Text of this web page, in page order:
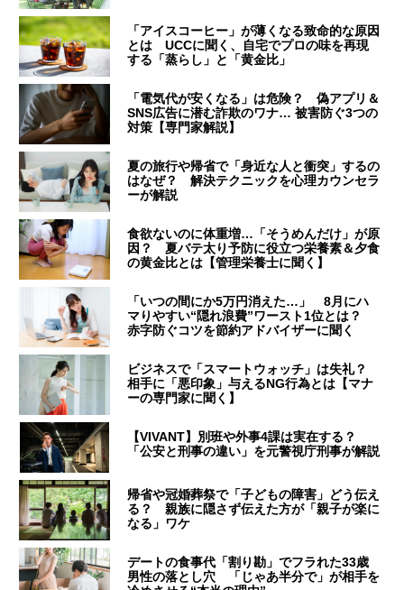
「アイスコーヒー」が薄くなる致命的な原因
とは UCCに聞く、自宅でプロの味を再現
する「蒸らし」と「黄金比」
「電気代が安くなる」は危険？ 偽アプリ＆
SNS広告に潜む詐欺のワナ… 被害防ぐ3つの
対策【専門家解説】
夏の旅行や帰省で「身近な人と衝突」するの
はなぜ？ 解決テクニックを心理カウンセラ
ーが解説
食欲ないのに体重増…「そうめんだけ」が原
因？ 夏バテ太り予防に役立つ栄養素＆夕食
の黄金比とは【管理栄養士に聞く】
「いつの間にか5万円消えた…」 8月にハ
マりやすい“隠れ浪費”ワースト1位とは？
赤字防ぐコツを節約アドバイザーに聞く
ビジネスで「スマートウォッチ」は失礼？
相手に「悪印象」与えるNG行為とは【マナ
ーの専門家に聞く】
【VIVANT】別班や外事4課は実在する？
「公安と刑事の違い」を元警視庁刑事が解説
帰省や冠婚葬祭で「子どもの障害」どう伝え
る？ 親族に隠さず伝えた方が「親子が楽に
なる」ワケ
デートの食事代「割り勘」でフラれた33歳
男性の落とし穴 「じゃあ半分で」が相手を